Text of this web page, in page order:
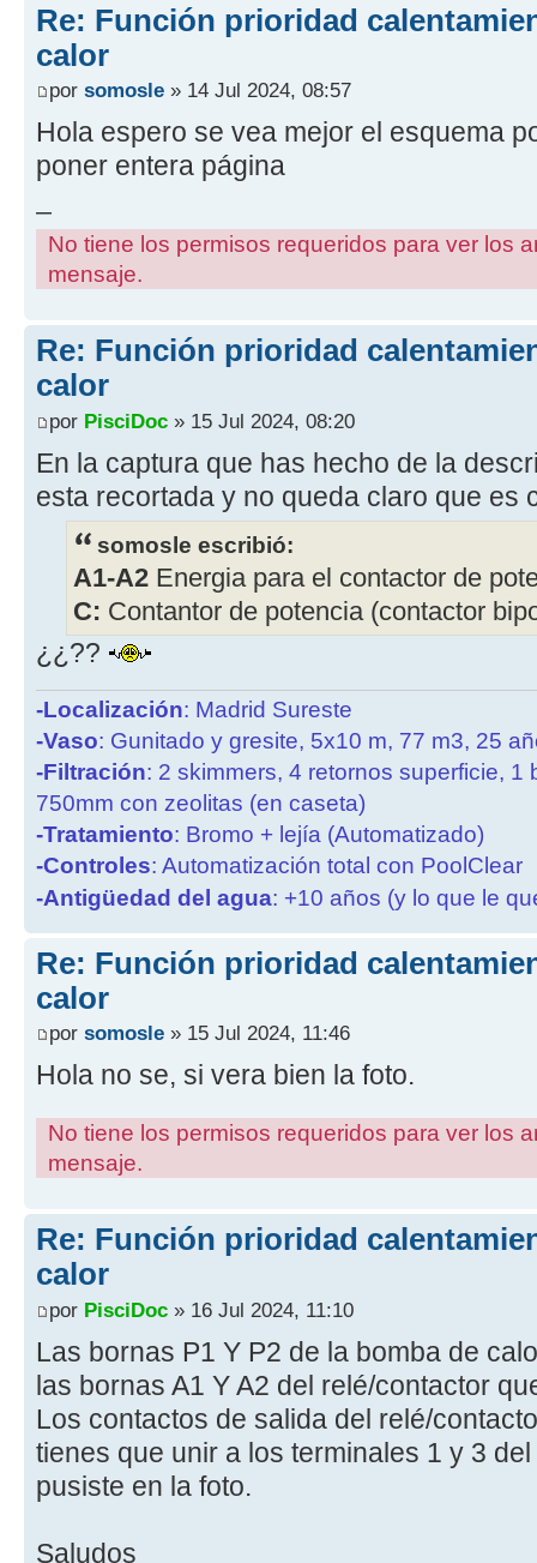
Re: Función prioridad
calor
por somosle » 14 Jul 2024, 08:57
Hola espero se vea mejor el esquema
poner entera página
No tiene los permisos requeridos para ver los
mensaje.
Re: Función prioridad
calor
por PisciDoc » 15 Jul 2024, 08:20
En la captura que has hecho de la
esta recortada y no queda claro que es
somosle escribió:
A1-A2 Energia para el contactor de
C: Contantor de potencia (contactor
¿¿??
-Localización: Madrid Sureste
-Vaso: Gunitado y gresite, 5x10 m, 77 m3, 25
-Filtración: 2 skimmers, 4 retornos superficie, 1
750mm con zeolitas (en caseta)
-Tratamiento: Bromo + lejía (Automatizado)
-Controles: Automatización total con PoolClear
-Antigüedad del agua: +10 años (y lo que le
Re: Función prioridad
calor
por somosle » 15 Jul 2024, 11:46
Hola no se, si vera bien la foto.
No tiene los permisos requeridos para ver los
mensaje.
Re: Función prioridad
calor
por PisciDoc » 16 Jul 2024, 11:10
Las bornas P1 Y P2 de la bomba de
las bornas A1 Y A2 del relé/contactor
Los contactos de salida del relé/
tienes que unir a los terminales 1 y 3
pusiste en la foto.
Saludos